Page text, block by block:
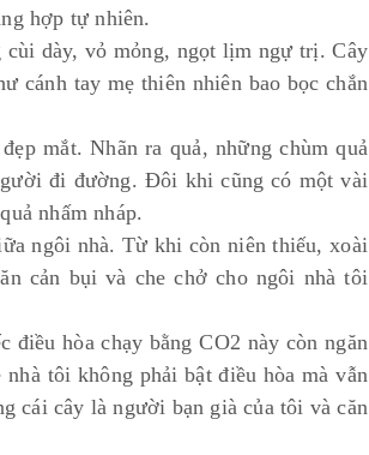
hợp tự nhiên.
cùi dày, vỏ mỏng, ngọt lịm ngự trị. Cây
cánh tay mẹ thiên nhiên bao bọc chắn
mắt. Nhãn ra quả, những chùm quả
đi đường. Đôi khi cũng có một vài
nhấm nháp.
ngôi nhà. Từ khi còn niên thiếu, xoài
cản bụi và che chở cho ngôi nhà tôi
hòa chạy bằng CO2 này còn ngăn
tôi không phải bật điều hòa mà vẫn
cái cây là người bạn già của tôi và căn